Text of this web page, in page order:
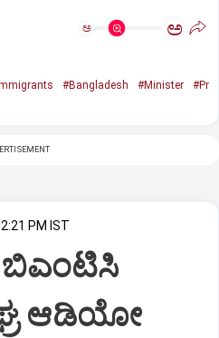
ಅ ಅ
#Bangladesh #Minister
#Pr
PM IST
ಬಿಎಂಟಿಸಿ
ಆಡಿಯೋ